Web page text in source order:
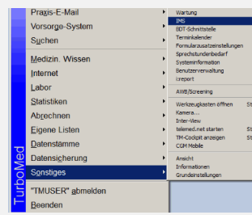
Versandwegs
Versand
per
Diskette
Versand
per
E-
Mail
IMS-
Versand
per
SMTP